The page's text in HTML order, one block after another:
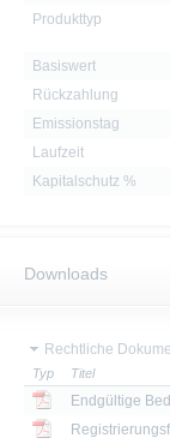
Produkttyp
Basiswert
Rückzahlung
Emissionstag
Laufzeit
Kapitalschutz %
Downloads
Rechtliche
Typ Titel
Endgültige